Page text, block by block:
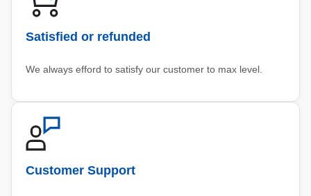
Satisfied or refunded
We always efford to satisfy our customer to max level.
Customer Support